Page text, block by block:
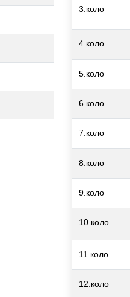
3.коло
4.коло
5.коло
6.коло
7.коло
8.коло
9.коло
10.коло
11.коло
12.коло